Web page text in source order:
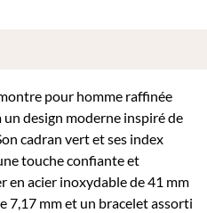
pour homme raffinée
design moderne inspiré de
cadran vert et ses index
touche confiante et
en acier inoxydable de 41 mm
7,17 mm et un bracelet assorti